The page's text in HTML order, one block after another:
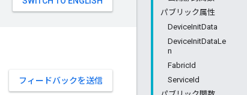
パブリック属性
DeviceInitData
DeviceInitDataLe
n
FabricId
ServiceId
フィードバックを送信